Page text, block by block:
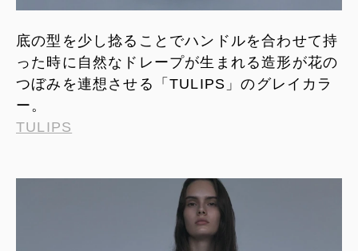
底の型を少し捻ることでハンドルを合わせて持
った時に自然なドレープが生まれる造形が花の
つぼみを連想させる「TULIPS」のグレイカラ
ー。
TULIPS